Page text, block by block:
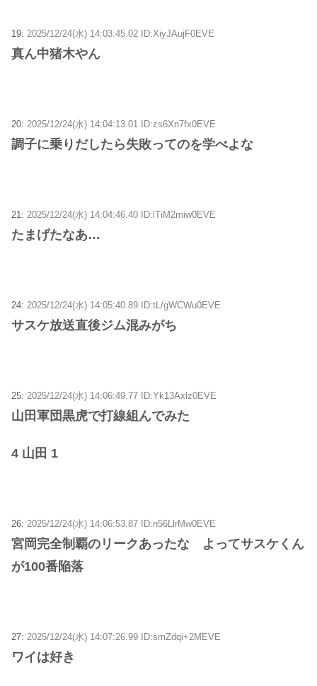
19: 2025/12/24(水) 14:03:45.02 ID:XiyJAujF0EVE
真ん中猪木やん
20: 2025/12/24(水) 14:04:13.01 ID:zs6Xn7fx0EVE
調子に乗りだしたら失敗ってのを学べよな
21: 2025/12/24(水) 14:04:46.40 ID:lTiM2miw0EVE
たまげたなあ…
24: 2025/12/24(水) 14:05:40.89 ID:tL/gWCWu0EVE
サスケ放送直後ジム混みがち
25: 2025/12/24(水) 14:06:49.77 ID:Yk13Axlz0EVE
山田軍団黒虎で打線組んでみた
4 山田 1
26: 2025/12/24(水) 14:06:53.87 ID:n56LlrMw0EVE
宮岡完全制覇のリークあったな よってサスケくん
が100番陥落
27: 2025/12/24(水) 14:07:26.99 ID:smZdqi+2MEVE
ワイは好き